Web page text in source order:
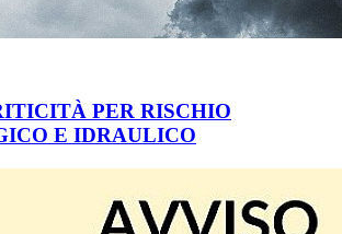
PER RISCHIO
E IDRAULICO